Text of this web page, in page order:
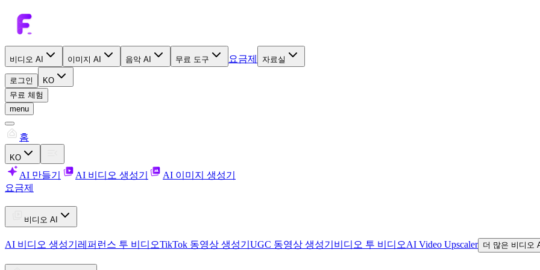
비디오 AI 이미지 AI 음악 AI 무료 도구 요금제 자료실
로그인
KO
무료 체험
menu
홈
KO
AI 만들기 AI 비디오 생성기
AI 이미지 생성기
요금제
비디오 AI
AI 비디오 생성기 레퍼런스 투 비디오TikTok 동영상 생성기 UGC 동영상 생성기 비디오 투 비디오AI Video Upscaler 더 많은 비디오